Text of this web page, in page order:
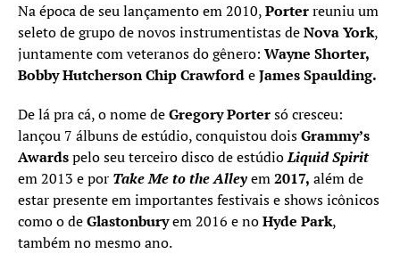
Na época de seu lançamento em 2010,Porterreuniu um
seleto de grupo de novos instrumentistas deNova York,
juntamente com veteranos do gênero: Wayne Shorter,
Bobby Hutcherson Chip CrawfordeJames Spaulding.
De lá pra cá, o nome deGregory Portersó cresceu:
lançou 7 álbuns de estúdio, conquistou doisGrammy’s
Awardspelo seu terceiro disco de estúdioLiquid Spirit
em 2013 e por Take Me to the Alleyem2017, além de
estar presente em importantes festivais e shows icônicos
como o deGlastonburyem 2016 e noHyde Park,
também no mesmo ano.